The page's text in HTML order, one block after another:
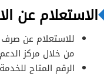
الاستعلام عن
للاستعلام عن صرف
من خلال مركز
الرقم المتاح للخدمة هو: